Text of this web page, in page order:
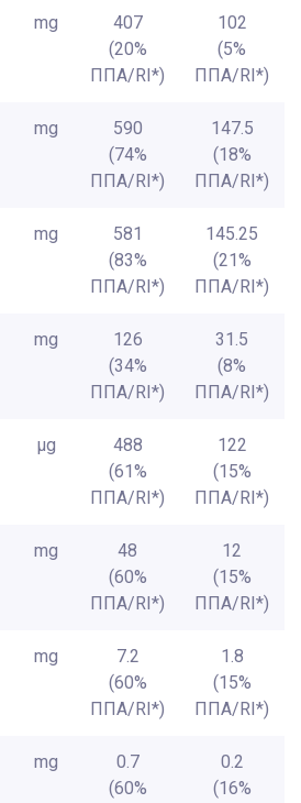
mg
407
(20%
ΠΠΑ/RI*)
102
(5%
ΠΠΑ/RI*)
mg
590
(74%
ΠΠΑ/RI*)
147.5
(18%
ΠΠΑ/RI*)
mg
581
(83%
ΠΠΑ/RI*)
145.25
(21%
ΠΠΑ/RI*)
mg
126
(34%
ΠΠΑ/RI*)
31.5
(8%
ΠΠΑ/RI*)
μg
488
(61%
ΠΠΑ/RI*)
122
(15%
ΠΠΑ/RI*)
mg
48
(60%
ΠΠΑ/RI*)
12
(15%
ΠΠΑ/RI*)
mg
7.2
(60%
ΠΠΑ/RI*)
1.8
(15%
ΠΠΑ/RI*)
mg
0.7
(60%
0.2
(16%